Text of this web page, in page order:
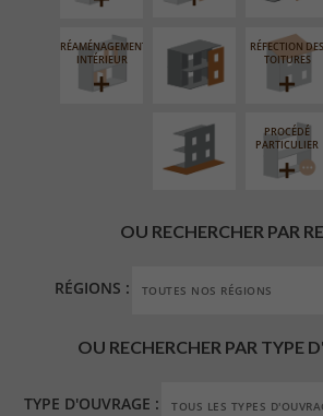
RÉAMÉNAGEMENT
INTÉRIEUR
RÉFECTION DES
TOITURES
AMÉNAGEMENT
EXTÉRIEUR
PROCÉDÉ
PARTICULIER
OU RECHERCHER PAR
RÉGIONS :
OU RECHERCHER PAR TYPE
TYPE D'OUVRAGE :